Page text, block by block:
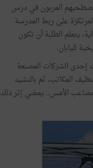
المربون فيدرس
على ربط المدرسة
يتعلم الطلبة أن تكون
لليابان.
إحدى الشركات المصنعة
المكاتب، ثم بالنشيد
الأمس.. يمضي إثرذلك